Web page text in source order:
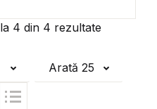
la 4 din 4 rezultate
Arată 25